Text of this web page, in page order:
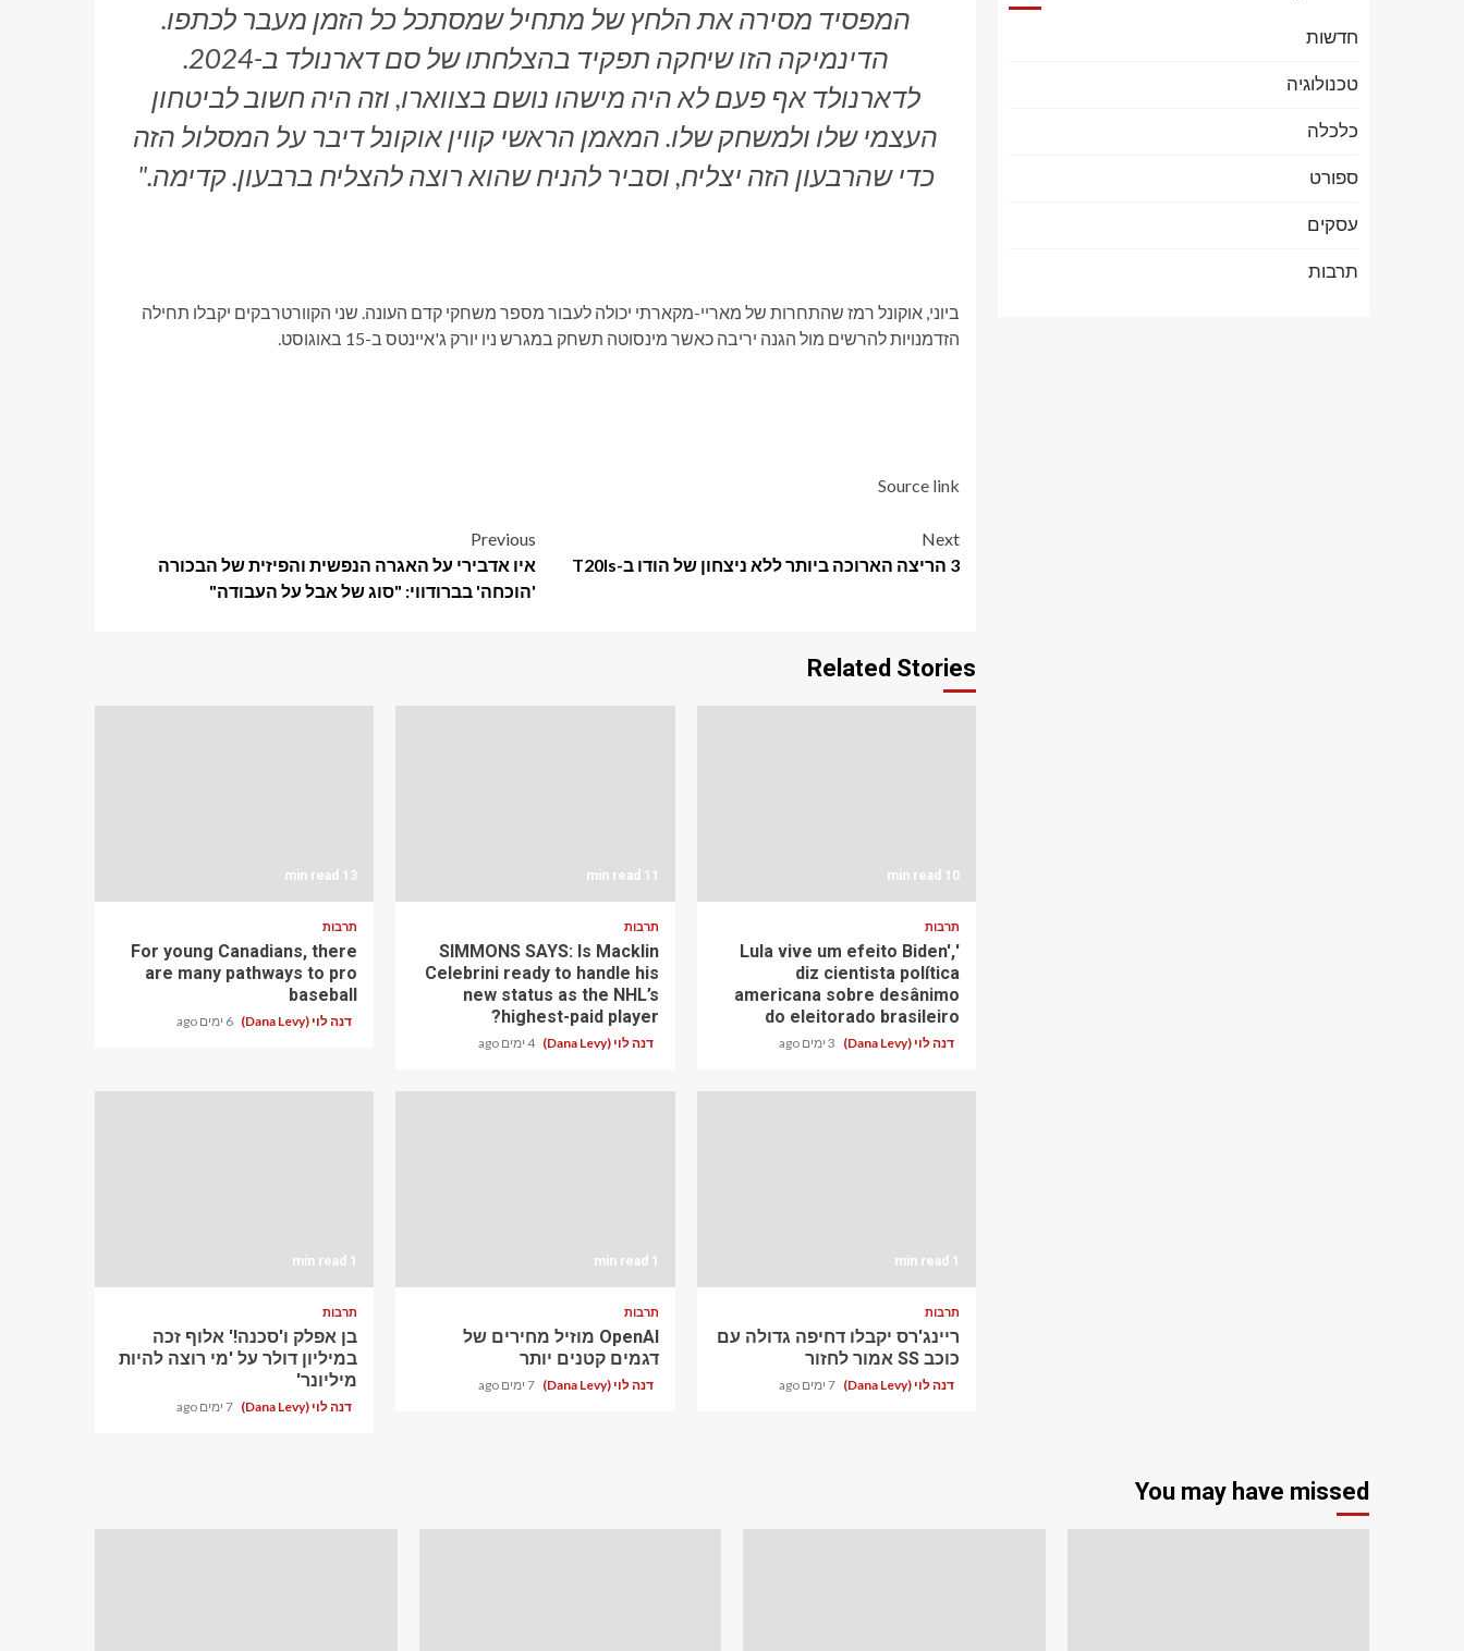
המפסיד מסירה את הלחץ של מתחיל שמסתכל כל הזמן מעבר לכתפו.
הדינמיקה הזו שיחקה תפקיד בהצלחתו של סם דארנולד ב-2024.
לדארנולד אף פעם לא היה מישהו נושם בצווארו, וזה היה חשוב לביטחון
העצמי שלו ולמשחק שלו. המאמן הראשי קווין אוקונל דיבר על המסלול הזה
כדי שהרבעון הזה יצליח, וסביר להניח שהוא רוצה להצליח ברבעון. קדימה."
ביוני, אוקונל רמז שהתחרות של מאריי-מקארתי יכולה לעבור מספר משחקי קדם העונה. שני הקוורטרבקים יקבלו תחילה
הזדמנויות להרשים מול הגנה יריבה כאשר מינסוטה תשחק במגרש ניו יורק ג'איינטס ב-15 באוגוסט.
Source link
Post
Previous
איו אדבירי על האגרה הנפשית והפיזית של הבכורה
'הוכחה' בברודווי: "סוג של אבל על העבודה"
Next
3 הריצה הארוכה ביותר ללא ניצחון של הודו ב-T20Is
Related Stories
10 min read
תרבות
'Lula vive um efeito Biden',
diz cientista política
americana sobre desânimo
do eleitorado brasileiro
דנה לוי (Dana Levy) 3 ימים ago
11 min read
תרבות
SIMMONS SAYS: Is Macklin
Celebrini ready to handle his
new status as the NHL’s
highest-paid player?
דנה לוי (Dana Levy) 4 ימים ago
13 min read
תרבות
For young Canadians, there
are many pathways to pro
baseball
דנה לוי (Dana Levy) 6 ימים ago
1 min read
תרבות
ריינג'רס יקבלו דחיפה גדולה עם
כוכב SS אמור לחזור
דנה לוי (Dana Levy) 7 ימים ago
1 min read
תרבות
OpenAI מוזיל מחירים של
דגמים קטנים יותר
דנה לוי (Dana Levy) 7 ימים ago
1 min read
תרבות
בן אפלק ו'סכנה!' אלוף זכה
במיליון דולר על 'מי רוצה להיות
מיליונר'
דנה לוי (Dana Levy) 7 ימים ago
חדשות
טכנולוגיה
כלכלה
ספורט
עסקים
תרבות
You may have missed